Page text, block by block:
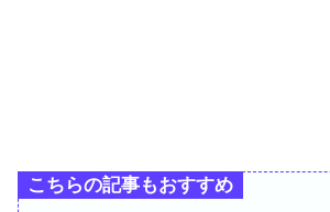
こちらの記事もおすすめ